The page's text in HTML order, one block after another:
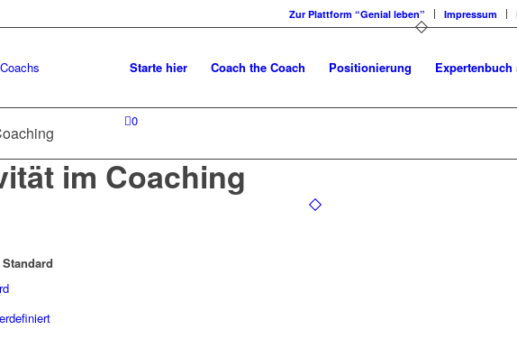
Zur Plattform “Genial leben” Impressum
Starte hier Coach the Coach Positionierung Expertenbuch
0
im Coaching
Standard